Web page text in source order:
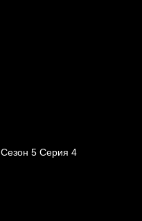
Сезон 5 Серия 4